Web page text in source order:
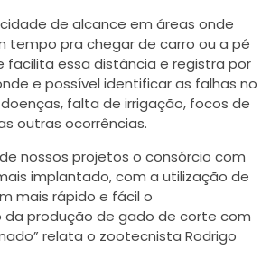
de alcance em áreas onde
tempo pra chegar de carro ou a pé
facilita essa distância e registra por
e possível identificar as falhas no
falta de irrigação, focos de
outras ocorrências.
nossos projetos o consórcio com
implantado, com a utilização de
mais rápido e fácil o
produção de gado de corte com
relata o zootecnista Rodrigo